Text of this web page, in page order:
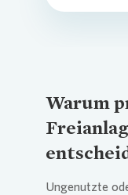
Warum
Ungenutzte